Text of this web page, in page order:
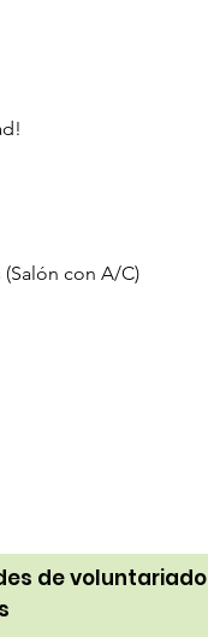
(Salón con A/C)
de voluntariado